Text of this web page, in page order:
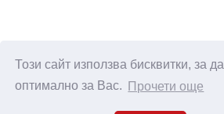
Този сайт използва бисквитки, за
оптимално за Вас.
Прочети още